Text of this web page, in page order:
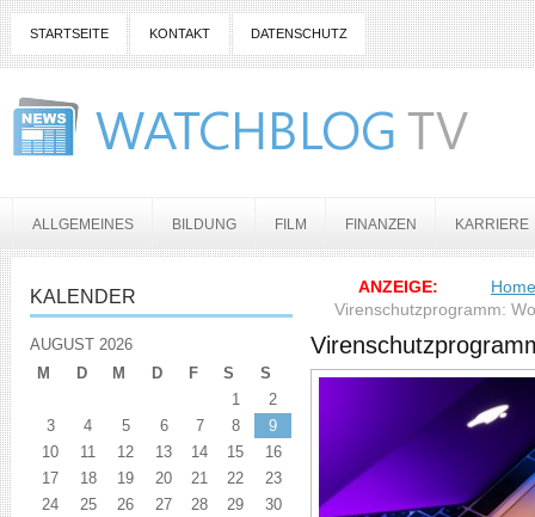
STARTSEITE KONTAKT DATENSCHUTZ
ALLGEMEINES BILDUNG FILM FINANZEN KARRIERE
ANZEIGE:
Home
Virenschutzprogramm:
KALENDER
AUGUST 2026
M
D M D F S
S
1
2
3
4 5 6 7 8
9
10
11 12 13 14 15
16
17
18 19 20 21 22
23
24
25 26 27 28 29
30